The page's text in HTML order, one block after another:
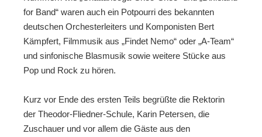
for Band“ waren auch ein Potpourri des bekannten
deutschen Orchesterleiters und Komponisten Bert
Kämpfert, Filmmusik aus „Findet Nemo“ oder „A-Team“
und sinfonische Blasmusik sowie weitere Stücke aus
Pop und Rock zu hören.
Kurz vor Ende des ersten Teils begrüßte die Rektorin
der Theodor-Fliedner-Schule, Karin Petersen, die
Zuschauer und vor allem die Gäste aus den